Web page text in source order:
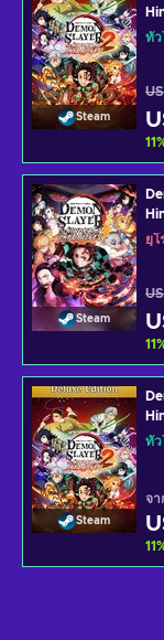
Steam
ทั่ว
11
Steam
ยุโ
11
Steam
ทั่ว
จา
11